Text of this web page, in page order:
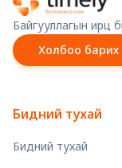
Байгууллагын ирц
Холбоо барих
Бидний тухай
Бидний тухай